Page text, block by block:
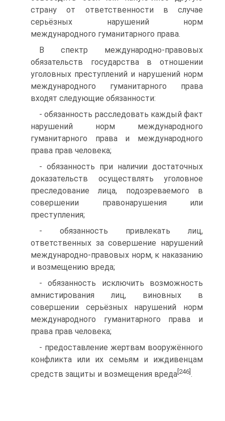
страну от ответственности в случае
серьёзных нарушений норм
международного гуманитарного права.
В спектр международно-правовых
обязательств государства в отношении
уголовных преступлений и нарушений норм
международного гуманитарного права
входят следующие обязанности:
- обязанность расследовать каждый факт
нарушений норм международного
гуманитарного права и международного
права прав человека;
- обязанность при наличии достаточных
доказательств осуществлять уголовное
преследование лица, подозреваемого в
совершении правонарушения или
преступления;
- обязанность привлекать лиц,
ответственных за совершение нарушений
международно-правовых норм, к наказанию
и возмещению вреда;
- обязанность исключить возможность
амнистирования лиц, виновных в
совершении серьёзных нарушений норм
международного гуманитарного права и
права прав человека;
- предоставление жертвам вооружённого
конфликта или их семьям и иждивенцам
средств защиты и возмещения вреда [246] .